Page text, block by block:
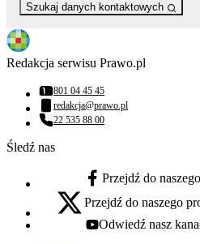
Szukaj danych kontaktowych
Redakcja serwisu Prawo.pl
Numer telefonu:
801 04 45 45
Adres email:
redakcja@prawo.pl
Numer telefonu:
22 535 88 00
Śledź nas
facebook - otwiera się w
Przejdź do
x - otwiera się w nowej karcie
Przejdź do naszego
youtube - otwiera się w
Odwiedź nasz